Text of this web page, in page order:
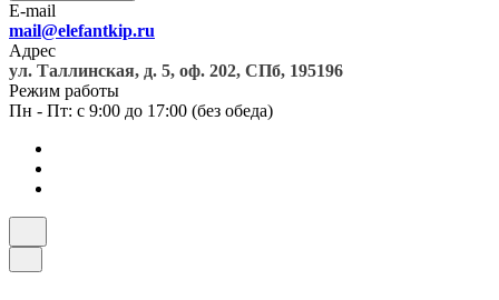
E-mail
mail@elefantkip.ru
Адрес
ул. Таллинская, д. 5, оф. 202, СПб, 195196
Режим работы
Пн - Пт: с 9:00 до 17:00 (без обеда)